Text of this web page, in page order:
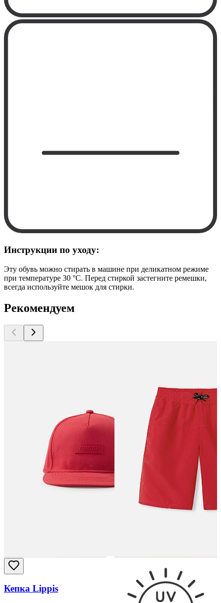
Инструкции по уходу:
Эту обувь можно стирать в машине при деликатном режиме
при температуре 30 °C. Перед стиркой застегните ремешки,
всегда используйте мешок для стирки.
Рекомендуем
Кепка Lippis